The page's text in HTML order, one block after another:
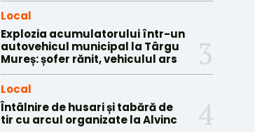
Local
Explozia acumulatorului într-un
autovehicul municipal la Târgu
Mureș: șofer rănit, vehiculul ars
Local
Întâlnire de husari și tabără de
tir cu arcul organizate la Alvinc